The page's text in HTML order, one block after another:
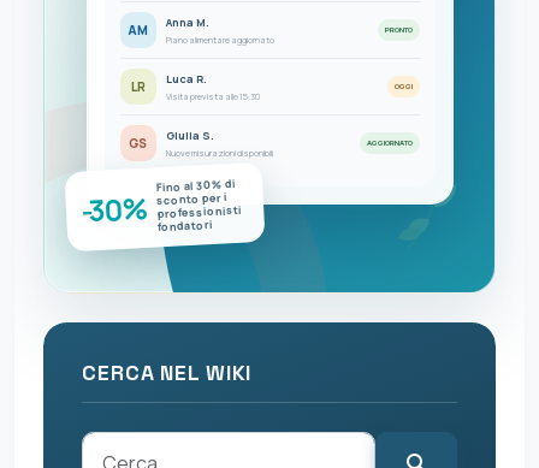
AM Anna M.
Piano alimentare aggiornato
PRONTO
LR Luca R.
Visita prevista alle 15:30
OGGI
GS Giulia S.
Nuove misurazioni disponibili
AGGIORNATO
-30%
Fino al 30% di
sconto per i
professionisti
fondatori
CERCA NEL WIKI